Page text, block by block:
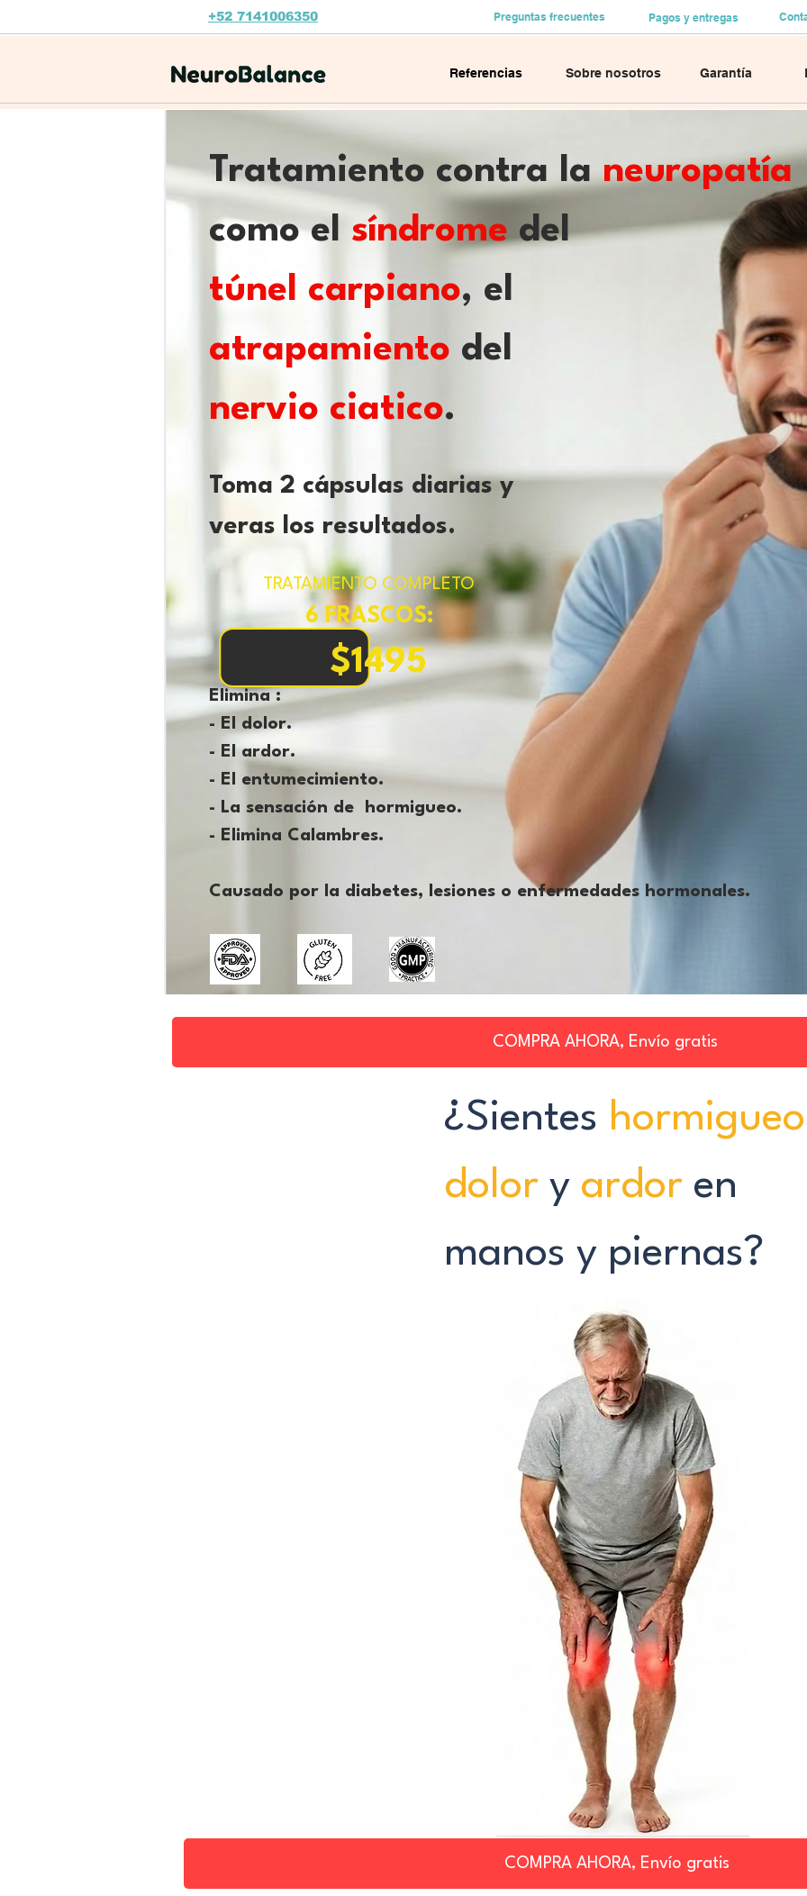
+52 7141006350 Preguntas frecuentes Pagos y entregas
Referencias Sobre nosotros Garantía
Tratamiento contra laneuropatía
como el síndromedel
túnel carpiano, el
atrapamiento del
nervio ciatico.
Toma 2 cápsulas diarias y
veras los resultados.
Elimina :
- El dolor.
- El ardor.
- El entumecimiento.
- La sensación de hormigueo.
- Elimina Calambres.
Causado por la diabetes, lesiones o enfermedades hormonales.
TRATAMIENTO COMPLETO
6 FRASCOS:
$1495
COMPRA AHORA, Envío gratis
¿Sientes hormigueo
dolor y ardor en
manos y piernas?
COMPRA AHORA, Envío gratis